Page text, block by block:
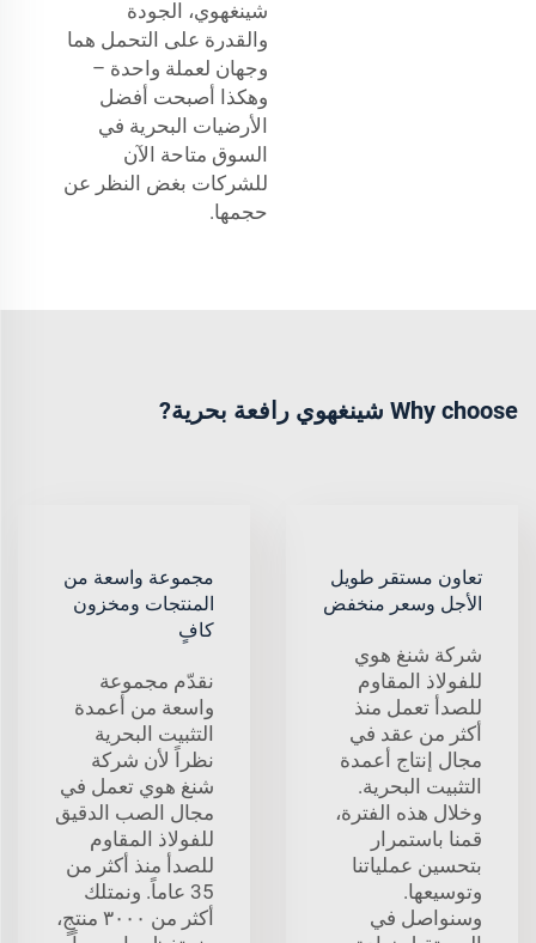
شينغهوي، الجودة
والقدرة على التحمل هما
وجهان لعملة واحدة –
وهكذا أصبحت أفضل
الأرضيات البحرية في
السوق متاحة الآن
للشركات بغض النظر عن
حجمها.
Why choose شينغهوي رافعة بحرية?
تعاون مستقر طويل
الأجل وسعر منخفض
شركة شنغ هوي
للفولاذ المقاوم
للصدأ تعمل منذ
أكثر من عقد في
مجال إنتاج أعمدة
التثبيت البحرية.
وخلال هذه الفترة،
قمنا باستمرار
بتحسين عملياتنا
وتوسيعها.
وسنواصل في
مجموعة واسعة من
المنتجات ومخزون
كافٍ
نقدّم مجموعة
واسعة من أعمدة
التثبيت البحرية
نظراً لأن شركة
شنغ هوي تعمل في
مجال الصب الدقيق
للفولاذ المقاوم
للصدأ منذ أكثر من
35 عاماً. ونمتلك
أكثر من ٣٠٠٠ منتجٍ،